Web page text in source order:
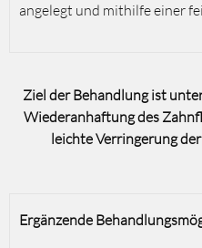
angelegt und mithilfe einer
Ziel der Behandlung ist
Wiederanhaftung des
leichte Verringerung
Ergänzende